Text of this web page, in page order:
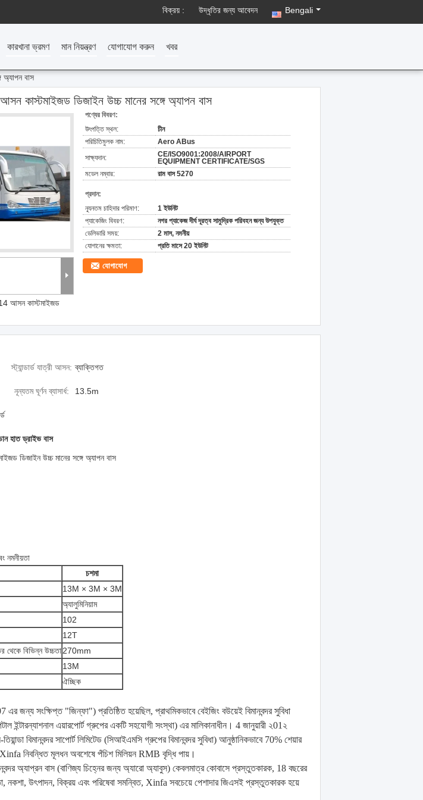
বিক্রয় : উদ্ধৃতির জন্য আবেদন Bengali
কারখানা ভ্রমণ মান নিয়ন্ত্রণ যোগাযোগ করুন খবর
অ্যাপন বাস
কাস্টমাইজড ডিজাইন উচ্চ মানের সঙ্গে অ্যাপন বাস
আসন কাস্টমাইজড
পণ্যের বিবরণ:
উৎপত্তি স্থল:
চীন
পরিচিতিমুলক নাম:
Aero ABus
সাক্ষ্যদান:
CE/ISO9001:2008/AIRPORT
EQUIPMENT CERTIFICATE/SGS
মডেল নম্বার:
রাম বাস 5270
প্রদান:
ন্যূনতম চাহিদার পরিমাণ:
1 ইউনিট
প্যাকেজিং বিবরণ:
নগর প্যাকেজ দীর্ঘ দূরত্ব সামুদ্রিক পরিবহন জন্য উপযুক্ত
ডেলিভারি সময়:
2 মাস, নমনীয়
যোগানের ক্ষমতা:
প্রতি মাসে 20 ইউনিট
যোগাযোগ
স্ট্যান্ডার্ড যাত্রী আসন: ব্যাক্তিগত
নূন্যতম ঘূর্ণন ব্যাসার্ধ: 13.5m
হাত ড্রাইভ বাস
ডিজাইন উচ্চ মানের সঙ্গে অ্যাপন বাস
নমনীয়তা
চশমা
13M × 3M × 3M
অ্যালুমিনিয়াম
102
12T
থেকে বিভিন্ন উচ্চতা270mm
13M
ঐচ্ছিক
এর জন্য সংক্ষিপ্ত "জিন্ফা") প্রতিষ্ঠিত হয়েছিল, প্রাথমিকভাবে বেইজিং বউয়েই বিমানবন্দর সুবিধা
ইন্টারন্যাশনাল এয়ারপোর্ট গ্রুপের একটি সহযোগী সংস্থা) এর মালিকানাধীন। 4 জানুয়ারী ২01২
বিমানবন্দর সাপোর্ট লিমিটেড (সিআইএমসি গ্রুপের বিমানবন্দর সুবিধা) আনুষ্ঠানিকভাবে 70% শেয়ার
Xinfa নিবন্ধিত মূলধন অবশেষে পঁচিশ মিলিয়ন RMB বৃদ্ধি পায়।
অ্যাপ্রন বাস (বাণিজ্য চিহ্নের জন্য অ্যারো অ্যাবুস) কেবলমাত্র কোবাসে প্রস্তুতকারক, 18 বছরের
নকশা, উৎপাদন, বিক্রয় এবং পরিষেবা সমন্বিত, Xinfa সবচেয়ে পেশাদার জিএসই প্রস্তুতকারক হয়ে